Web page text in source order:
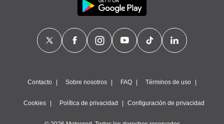
Contacto Sobre nosotros FAQ Términos de uso
Cookies Política de privacidad Configuración de privacidad